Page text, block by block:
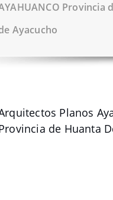
Provincia
Ayacucho
Planos
de Huanta